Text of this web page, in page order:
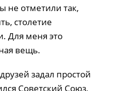
не отметили так,
столетие
Для меня это
вещь.
задал простой
Советский Союз,